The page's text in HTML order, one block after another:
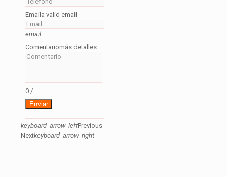
Email a valid email
email
Comentariomás detalles
0 /
Enviar
keyboard_arrow_leftPrevious
Nextkeyboard_arrow_right